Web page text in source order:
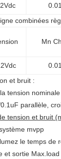
combinées
Mn
et bruit :
tension
parallèle,
tension et bruit
mvpp
le temps de
et sortie Max.load